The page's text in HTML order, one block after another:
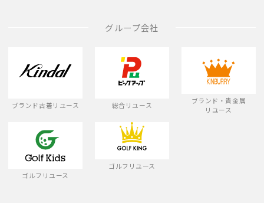
グループ会社
ブランド古着リユース 総合リユース
ブランド・貴金属
リユース
ゴルフリユース
ゴルフリユース